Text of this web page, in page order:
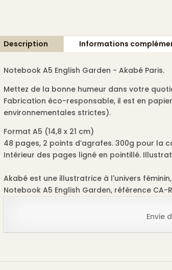
Description Informations
Notebook A5 English Garden - Akabé Paris.
Mettez de la bonne humeur dans votre
Fabrication éco-responsable, il est en
environnementales strictes).
Format A5 (14,8 x 21 cm)
48 pages, 2 points d’agrafes. 300g pour la
Intérieur des pages ligné en pointillé.
Akabé est une illustratrice à l'univers
Notebook A5 English Garden, référence CA-
Envie